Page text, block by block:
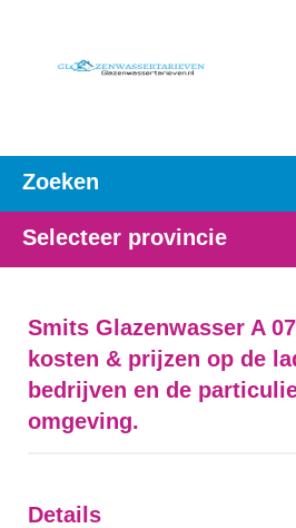
Zoeken
Selecteer provincie
Smits Glazenwasser A
kosten & prijzen op de
bedrijven en de
omgeving.
Details